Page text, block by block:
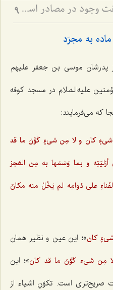
بررسی مسئلۀ وحدت حقیقت وجود در مصادر اسلامی (4) - ذکر روایات دالّ بر وحدت حقّۀ حقیقیّه 9
به مجرّد
پدرشان موسی بن جعفر علیهم
علیه السّلام در مسجد کوفه
که می‌فرمایند:
شی‌ءٍ کان و لا مِن شی‌ءٍ کَوَّنَ ما قد
و بما وَسَمَها به مِن العَجز
علی دَوامِه لم یَخْلُ منه مکانٌ
کان»؛ این عین و نظیر همان
مِن شی‌ء کَوَّنَ ما قد کان»؛ این
صریح‌تری است. تکوّنِ اشیاء از